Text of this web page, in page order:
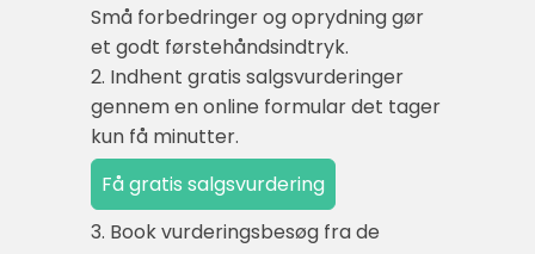
Små forbedringer og oprydning gør
et godt førstehåndsindtryk.
2. Indhent gratis salgsvurderinger
gennem en online formular det tager
kun få minutter.
3. Book vurderingsbesøg fra de